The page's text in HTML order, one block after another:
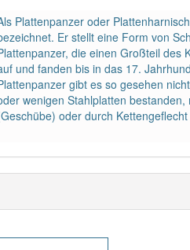
erraten.
Plattenpanzer oder
Er stellt eine Form von
die einen Großteil des
und fanden bis in das 17.
gibt es so gesehen
wenigen Stahlplatten
oder durch